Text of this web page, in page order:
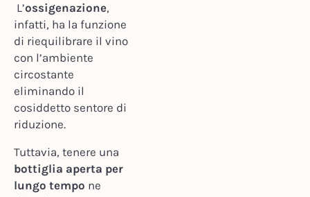
L’ossigenazione,
infatti, ha la funzione
di riequilibrare il vino
con l’ambiente
circostante
eliminando il
cosiddetto sentore di
riduzione.
Tuttavia, tenere una
bottiglia aperta per
lungo tempo ne